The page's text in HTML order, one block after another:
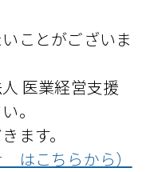
ことがございま
医業経営支援
。
ます。
はこちらから）